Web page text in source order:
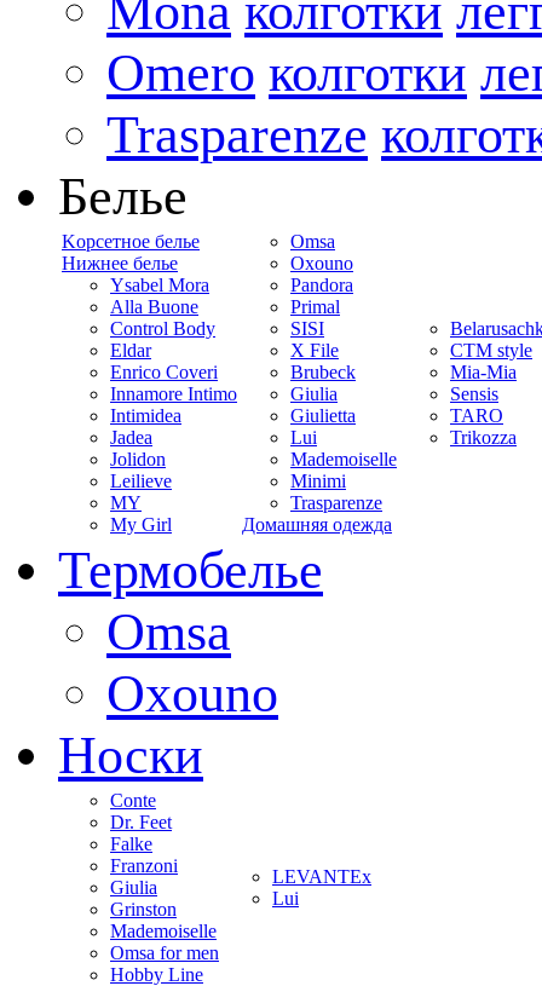
Omero колготки
Trasparenze
Белье
Kорсетное белье
Нижнее белье
Ysabel Mora
Alla Buone
Control Body
Eldar
Enrico Coveri
Innamore Intimo
Intimidea
Jadea
Jolidon
Leilieve
MY
My Girl
Omsa
Oxouno
Pandora
Primal
SISI
X File
Brubeck
Giulia
Giulietta
Lui
Mademoiselle
Minimi
Trasparenze
Домашняя одежда
CTM style
Mia-Mia
Sensis
TARO
Trikozza
Термобелье
Omsa
Oxouno
Носки
Conte
Dr. Feet
Falke
Franzoni
Giulia
Grinston
Mademoiselle
Omsa for men
Hobby Line
LEVANTEx
Lui